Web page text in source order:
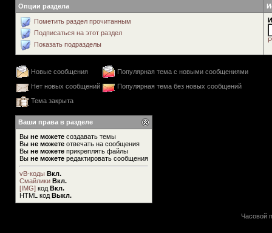
Опции раздела
Пометить раздел прочитанным
Подписаться на этот раздел
Показать подразделы
Новые сообщения
Популярная тема с новыми сообщениями
Нет новых сообщений
Популярная тема без новых сообщений
Тема закрыта
Ваши права в разделе
Вы не можете создавать темы
Вы не можете отвечать на сообщения
Вы не можете прикреплять файлы
Вы не можете редактировать сообщения
vB-коды Вкл.
Смайлики Вкл.
[IMG] код Вкл.
HTML код Выкл.
Часовой